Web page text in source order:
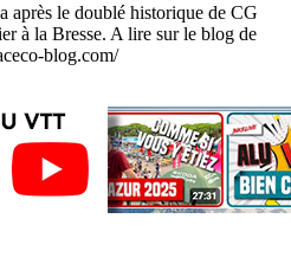
après le doublé historique de CG
à la Bresse. A lire sur le blog de
blog.com/